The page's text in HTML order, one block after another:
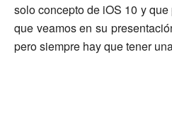
solo concepto de iOS 10 y
que veamos en su
pero siempre hay que tener